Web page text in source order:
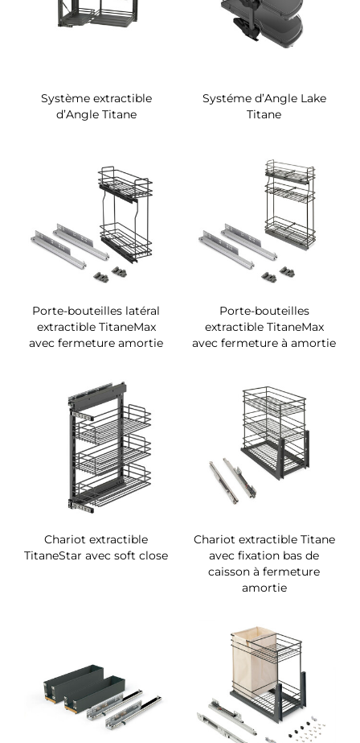
Système extractible
d’Angle Titane
Systéme d’Angle Lake
Titane
Porte-bouteilles latéral
extractible TitaneMax
avec fermeture amortie
Porte-bouteilles
extractible TitaneMax
avec fermeture à amortie
Chariot extractible
TitaneStar avec soft close
Chariot extractible Titane
avec fixation bas de
caisson à fermeture
amortie